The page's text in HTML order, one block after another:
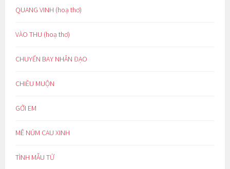
QUANG VINH (hoạ thơ)
VÀO THU (hoạ thơ)
CHUYẾN BAY NHÂN ĐẠO
CHIỀU MUỘN
GỞI EM
MÊ NÚM CAU XINH
TÌNH MẪU TỬ